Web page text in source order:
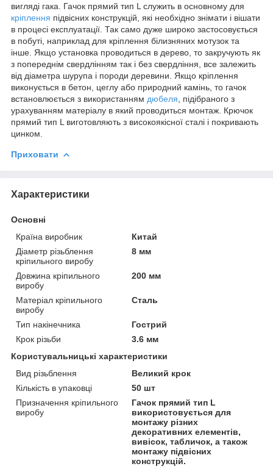
вигляді гака. Гачок прямий тип L служить в основному для
кріплення підвісних конструкцій, які необхідно знімати і вішати
в процесі експлуатації. Так само дуже широко застосовується
в побуті, наприклад для кріплення білизняних мотузок та
інше. Якщо установка проводиться в дерево, то закручують як
з попереднім свердлінням так і без свердління, все залежить
від діаметра шурупа і породи деревини. Якщо кріплення
виконується в бетон, цеглу або природний камінь, то гачок
встановлюється з використанням дюбеля , підібраного з
урахуванням матеріалу в який проводиться монтаж. Крючок
прямий тип L виготовляють з високоякісної сталі і покривають
цинком.
Приховати
Характеристики
Основні
Країна виробник
Китай
Діаметр різьблення
кріпильного виробу
8 мм
Довжина кріпильного
виробу
200 мм
Матеріал кріпильного
виробу
Сталь
Тип накінечника
Гострий
Крок різьби
3.6 мм
Користувальницькі характеристики
Вид різьблення
Великий крок
Кількість в упаковці
50 шт
Призначення кріпильного
виробу
Гачок прямий тип L
використовується для
монтажу різних
декоративних елементів,
вивісок, табличок, а також
монтажу підвісних
конструкцій.